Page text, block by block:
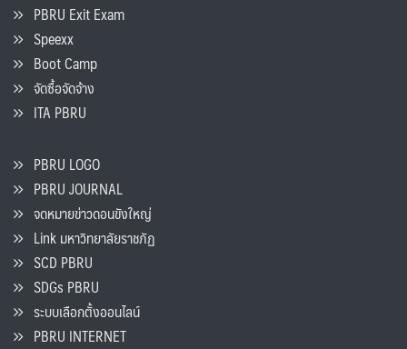
PBRU Exit Exam
Speexx
Boot Camp
จัดซื้อจัดจ้าง
ITA PBRU
PBRU LOGO
PBRU JOURNAL
จดหมายข่าวดอนขังใหญ่
Link มหาวิทยาลัยราชภัฏ
SCD PBRU
SDGs PBRU
ระบบเลือกตั้งออนไลน์
PBRU INTERNET